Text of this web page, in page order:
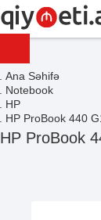
Ana Səhifə
Notebook
HP
HP ProBook 440
HP ProBook